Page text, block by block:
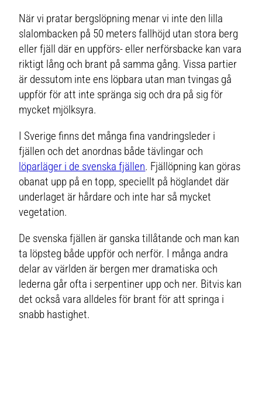
När vi pratar bergslöpning menar vi inte den lilla
slalombacken på 50 meters fallhöjd utan stora berg
eller fjäll där en uppförs- eller nerförsbacke kan vara
riktigt lång och brant på samma gång. Vissa partier
är dessutom inte ens löpbara utan man tvingas gå
uppför för att inte spränga sig och dra på sig för
mycket mjölksyra.
I Sverige finns det många fina vandringsleder i
fjällen och det anordnas både tävlingar och
löparläger i de svenska fjällen. Fjällöpning kan göras
obanat upp på en topp, speciellt på höglandet där
underlaget är hårdare och inte har så mycket
vegetation.
De svenska fjällen är ganska tillåtande och man kan
ta löpsteg både uppför och nerför. I många andra
delar av världen är bergen mer dramatiska och
lederna går ofta i serpentiner upp och ner. Bitvis kan
det också vara alldeles för brant för att springa i
snabb hastighet.